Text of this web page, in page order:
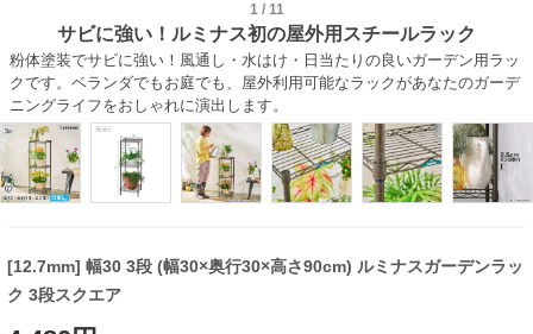
1/ 11
サビに強い！ルミナス初の屋外用スチールラック
粉体塗装でサビに強い！風通し・水はけ・日当たりの良いガーデン用ラッ
クです。ベランダでもお庭でも、屋外利用可能なラックがあなたのガーデ
ニングライフをおしゃれに演出します。
[12.7mm] 幅30 3段 (幅30×奥行30×高さ90cm) ルミナスガーデンラッ
ク 3段スクエア